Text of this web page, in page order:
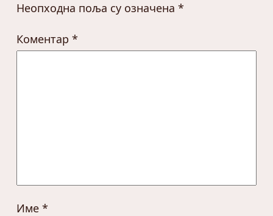
Неопходна поља су означена *
Коментар *
Име *